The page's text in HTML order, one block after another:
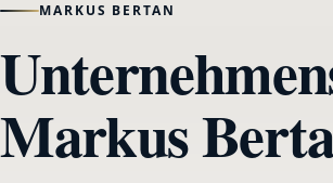
MARKUS BERTAN
Markus